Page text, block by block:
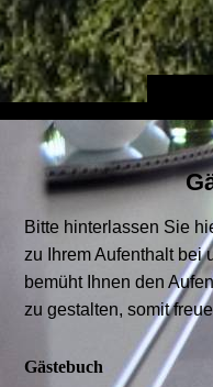
Bitte hinterlassen Sie
zu Ihrem Aufenthalt bei
bemüht Ihnen den
zu gestalten, somit
Gästebuch